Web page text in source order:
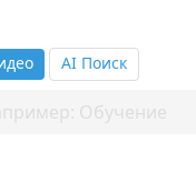
AI Поиск